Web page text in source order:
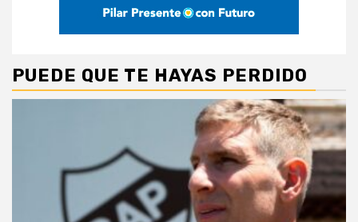
PUEDE QUE TE HAYAS PERDIDO